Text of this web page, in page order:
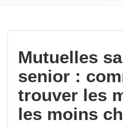
9,2(100%)
Mutuelles
senior :
trouver les
les moins